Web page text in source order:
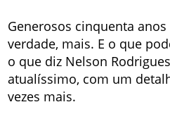
Generosos cinquenta
verdade, mais. E o que
o que diz Nelson
atualíssimo, com um
vezes mais.